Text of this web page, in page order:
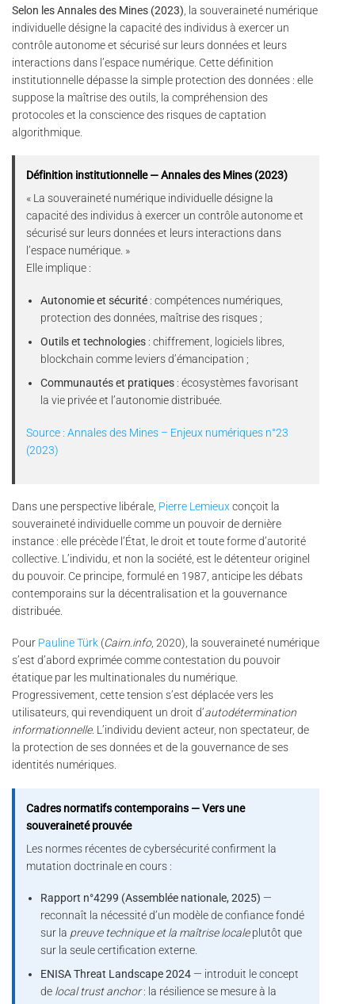
Selon les Annales des Mines (2023) , la souveraineté numérique
individuelle désigne la capacité des individus à exercer un
contrôle autonome et sécurisé sur leurs données et leurs
interactions dans l’espace numérique. Cette définition
institutionnelle dépasse la simple protection des données : elle
suppose la maîtrise des outils, la compréhension des
protocoles et la conscience des risques de captation
algorithmique.
Définition institutionnelle — Annales des Mines (2023)
« La souveraineté numérique individuelle désigne la
capacité des individus à exercer un contrôle autonome et
sécurisé sur leurs données et leurs interactions dans
l’espace numérique. »
Elle implique :
Autonomie et sécurité : compétences numériques,
protection des données, maîtrise des risques ;
Outils et technologies : chiffrement, logiciels libres,
blockchain comme leviers d’émancipation ;
Communautés et pratiques : écosystèmes favorisant
la vie privée et l’autonomie distribuée.
Source : Annales des Mines – Enjeux numériques n°23
(2023)
Dans une perspective libérale, Pierre Lemieuxconçoit la
souveraineté individuelle comme un pouvoir de dernière
instance : elle précède l’État, le droit et toute forme d’autorité
collective. L’individu, et non la société, est le détenteur originel
du pouvoir. Ce principe, formulé en 1987, anticipe les débats
contemporains sur la décentralisation et la gouvernance
distribuée.
Pour Pauline Türk (Cairn.info, 2020), la souveraineté numérique
s’est d’abord exprimée comme contestation du pouvoir
étatique par les multinationales du numérique.
Progressivement, cette tension s’est déplacée vers les
utilisateurs, qui revendiquent un droit d’autodétermination
informationnelle. L’individu devient acteur, non spectateur, de
la protection de ses données et de la gouvernance de ses
identités numériques.
Cadres normatifs contemporains — Vers une
souveraineté prouvée
Les normes récentes de cybersécurité confirment la
mutation doctrinale en cours :
Rapport n°4299 (Assemblée nationale, 2025) —
reconnaît la nécessité d’un modèle de confiance fondé
sur la preuve technique et la maîtrise localeplutôt que
sur la seule certification externe.
ENISA Threat Landscape 2024 — introduit le concept
de local trust anchor: la résilience se mesure à la